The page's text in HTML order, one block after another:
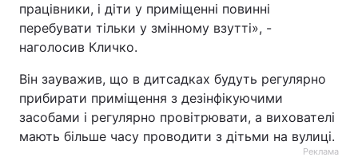
працівники, і діти у приміщенні повинні
перебувати тільки у змінному взутті», -
наголосив Кличко.
Він зауважив, що в дитсадках будуть регулярно
прибирати приміщення з дезінфікуючими
засобами і регулярно провітрювати, а вихователі
мають більше часу проводити з дітьми на вулиці.
Реклама